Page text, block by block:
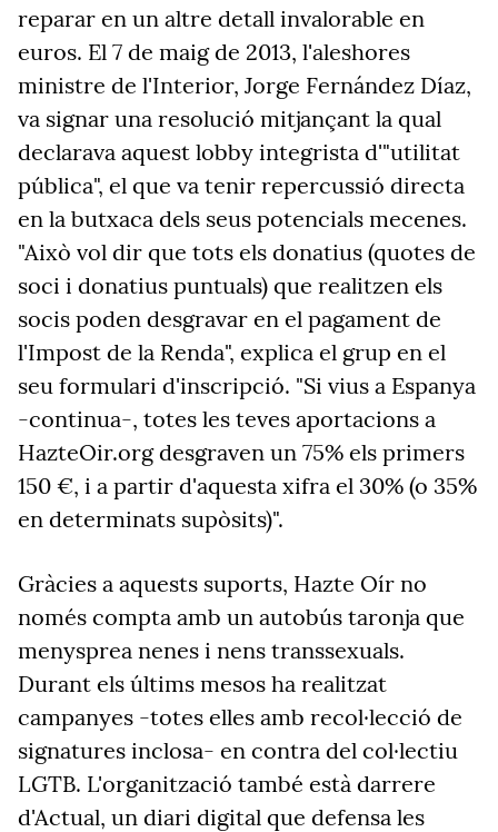
reparar en un altre detall invalorable en
euros. El 7 de maig de 2013, l'aleshores
ministre de l'Interior, Jorge Fernández Díaz,
va signar una resolució mitjançant la qual
declarava aquest lobby integrista d'"utilitat
pública", el que va tenir repercussió directa
en la butxaca dels seus potencials mecenes.
"Això vol dir que tots els donatius (quotes de
soci i donatius puntuals) que realitzen els
socis poden desgravar en el pagament de
l'Impost de la Renda", explica el grup en el
seu formulari d'inscripció. "Si vius a Espanya
-continua-, totes les teves aportacions a
HazteOir.org desgraven un 75% els primers
150 €, i a partir d'aquesta xifra el 30% (o 35%
en determinats supòsits)".
Gràcies a aquests suports, Hazte Oír no
només compta amb un autobús taronja que
menysprea nenes i nens transsexuals.
Durant els últims mesos ha realitzat
campanyes -totes elles amb recol·lecció de
signatures inclosa- en contra del col·lectiu
LGTB. L'organització també està darrere
d'Actual, un diari digital que defensa les